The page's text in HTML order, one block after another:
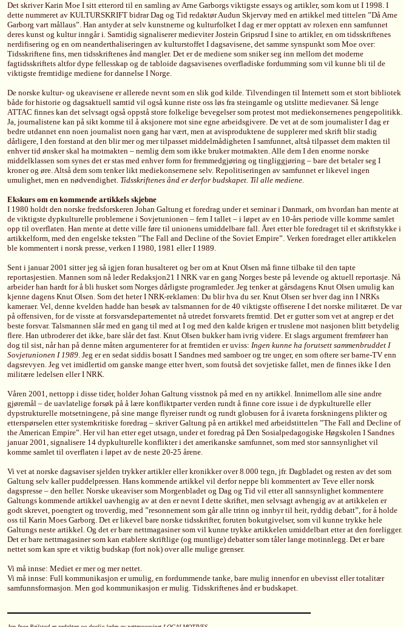
Det skriver Karin Moe I sitt etterord til en samling av Arne Garborgs viktigste essays og artikler, som kom ut I 1998. I
dette nummeret av KULTURSKRIFT bidrar Dag og Tid redaktør Audun Skjervøy med en artikkel med tittelen ”Då Arne
Garborg vart mållaus”. Han antyder at selv kunstnerne og kulturfolket I dag er mer opptatt av rolexen enn samfunnet
deres kunst og kultur inngår i. Samtidig signaliserer medieviter Jostein Gripsrud I sine to artikler, en om tidsskriftenes
nerdifisering og en om neanderthaliseringen av kulturstoffet I dagsavisene, det samme synspunkt som Moe over:
Tidsskriftene fins, men tidsskriftenes ånd mangler. Det er de mediene som sniker seg inn mellom det moderne
fagtidsskriftets altfor dype fellesskap og de tabloide dagsavisenes overfladiske fordumming som vil kunne bli til de
viktigste fremtidige mediene for dannelse I Norge.
De norske kultur- og ukeavisene er allerede nevnt som en slik god kilde. Tilvendingen til Internett som et stort bibliotek
både for historie og dagsaktuell samtid vil også kunne riste oss løs fra steingamle og utslitte medievaner. Så lenge
ATTAC finnes kan det selvsagt også oppstå store folkelige bevegelser som protest mot mediekonsernenes pengepolitikk.
Ja, journalistene kan på sikt komme til å aksjonere mot sine egne arbeidsgivere. De vet at de som journalister I dag er
bedre utdannet enn noen journalist noen gang har vært, men at avisproduktene de supplerer med skrift blir stadig
dårligere, I den forstand at den blir mer og mer tilpasset middelmådigheten I samfunnet, altså tilpasset dem makten til
enhver tid ønsker skal ha motmakten – nemlig dem som ikke bruker motmakten. Alle dem I den enorme norske
middelklassen som synes det er stas med enhver form for fremmedgjøring og tingliggjøring – bare det betaler seg I
kroner og øre. Altså dem som tenker likt mediekonsernene selv. Repolitiseringen av samfunnet er likevel ingen
umulighet, men en nødvendighet. Tidsskriftenes ånd er derfor budskapet. Til alle mediene.
Ekskurs om en kommende artikkels skjebne
I 1980 holdt den norske fredsforskeren Johan Galtung et foredrag under et seminar i Danmark, om hvordan han mente at
de viktigste dypkulturelle problemene i Sovjetunionen – fem I tallet – i løpet av en 10-års periode ville komme samlet
opp til overflaten. Han mente at dette ville føre til unionens umiddelbare fall. Året etter ble foredraget til et skriftstykke i
artikkelform, med den engelske teksten ”The Fall and Decline of the Soviet Empire”. Verken foredraget eller artikkelen
ble kommentert i norsk presse, verken I 1980, 1981 eller I 1989.
Sent i januar 2001 sitter jeg så igjen foran husalteret og ber om at Knut Olsen må finne tilbake til den tapte
reportasjestien. Mannen som nå leder Redaksjon21 I NRK var en gang Norges beste på levende og aktuell reportasje. Nå
arbeider han hardt for å bli husket som Norges dårligste programleder. Jeg tenker at gårsdagens Knut Olsen umulig kan
kjenne dagens Knut Olsen. Som det heter I NRK-reklamen: Du blir hva du ser. Knut Olsen ser hver dag inn I NRKs
kameraer. Vel, denne kvelden hadde han besøk av talsmannen for de 40 viktigste offiserene I det norske militæret. De var
på offensiven, for de visste at forsvarsdepartementet nå utredet forsvarets fremtid. Det er gutter som vet at angrep er det
beste forsvar. Talsmannen slår med en gang til med at I og med den kalde krigen er truslene mot nasjonen blitt betydelig
flere. Han utbroderer det ikke, bare slår det fast. Knut Olsen bukker ham ivrig videre. Et slags argument fremfører han
dog til sist, når han på denne måten argumenterer for at fremtiden er uviss: Ingen kunne ha forutsett sammenbruddet I
Sovjetunionen I 1989. Jeg er en sedat siddis bosatt I Sandnes med samboer og tre unger, en som oftere ser barne-TV enn
dagsrevyen. Jeg vet imidlertid om ganske mange etter hvert, som foutså det sovjetiske fallet, men de finnes ikke I den
militære ledelsen eller I NRK.
Våren 2001, nettopp i disse tider, holder Johan Galtung visstnok på med en ny artikkel. Innimellom alle sine andre
gjøremål – de uavlatelige forsøk på å lære konfliktparter verden rundt å finne core issue i de dypkulturelle eller
dypstrukturelle motsetningene, på sine mange flyreiser rundt og rundt globusen for å ivareta forskningens plikter og
etterspørselen etter systemkritiske foredrag – skriver Galtung på en artikkel med arbeidstittelen ”The Fall and Decline of
the American Empire”. Her vil han etter eget utsagn, under et foredrag på Den Sosialpedagogiske Høgskolen I Sandnes
januar 2001, signalisere 14 dypkulturelle konflikter i det amerikanske samfunnet, som med stor sannsynlighet vil
komme samlet til overflaten i løpet av de neste 20-25 årene.
Vi vet at norske dagsaviser sjelden trykker artikler eller kronikker over 8.000 tegn, jfr. Dagbladet og resten av det som
Galtung selv kaller puddelpressen. Hans kommende artikkel vil derfor neppe bli kommentert av Teve eller norsk
dagspresse – den heller. Norske ukeaviser som Morgenbladet og Dag og Tid vil etter all sannsynlighet kommentere
Galtungs kommende artikkel uavhengig av at den er nevnt I dette skriftet, men selvsagt avhengig av at artikkelen er
godt skrevet, poengtert og troverdig, med ”resonnement som går alle trinn og innbyr til heit, ryddig debatt”, for å holde
oss til Karin Moes Garborg. Det er likevel bare norske tidsskrifter, foruten bokutgivelser, som vil kunne trykke hele
Galtungs neste artikkel. Og det er bare nettmagasiner som vil kunne trykke artikkelen umiddelbart etter at den foreligger.
Det er bare nettmagasiner som kan etablere skriftlige (og muntlige) debatter som tåler lange motinnlegg. Det er bare
nettet som kan spre et viktig budskap (fort nok) over alle mulige grenser.
Vi må innse: Mediet er mer og mer nettet.
Vi må innse: Full kommunikasjon er umulig, en fordummende tanke, bare mulig innenfor en ubevisst eller totalitær
samfunnsformasjon. Men god kommunikasjon er mulig. Tidsskriftenes ånd er budskapet.